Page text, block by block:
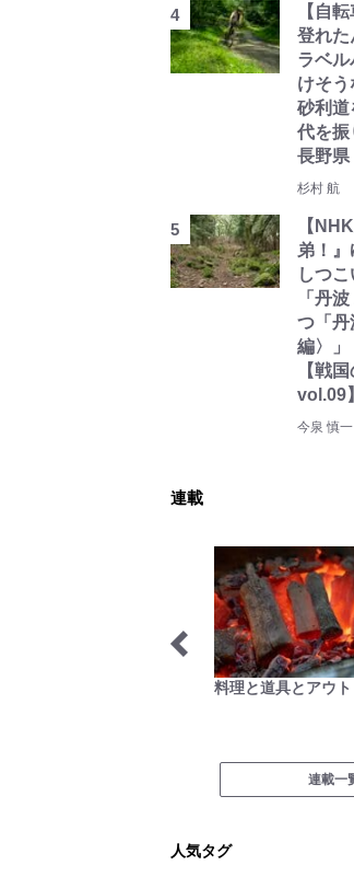
【自
登れ
ラベ
けそう
砂利道
代を
長野県
杉村 航
【
弟！
しつ
「丹
つ「丹
編〉」
【戦
vol.09】
今泉 慎一
連載
料理と道具とアウ
連載一
人気タグ